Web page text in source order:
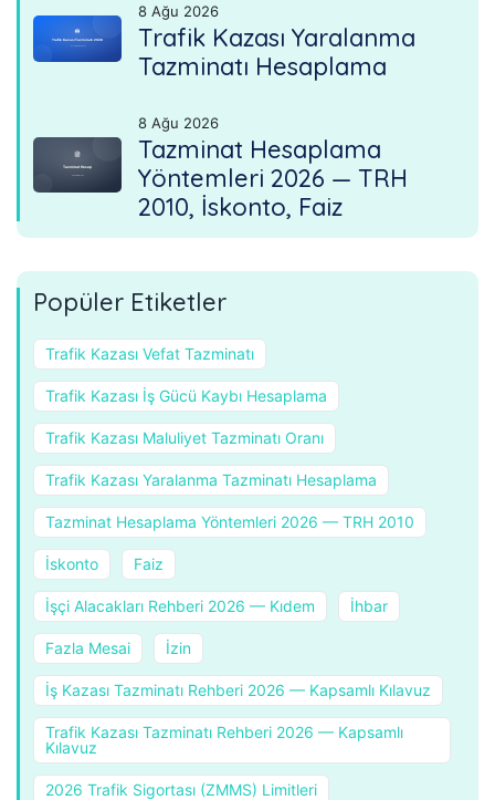
8 Ağu 2026
Trafik Kazası Yaralanma
Tazminatı Hesaplama
8 Ağu 2026
Tazminat Hesaplama
Yöntemleri 2026 — TRH
2010, İskonto, Faiz
Popüler Etiketler
Trafik Kazası Vefat Tazminatı
Trafik Kazası İş Gücü Kaybı Hesaplama
Trafik Kazası Maluliyet Tazminatı Oranı
Trafik Kazası Yaralanma Tazminatı Hesaplama
Tazminat Hesaplama Yöntemleri 2026 — TRH 2010
İskonto Faiz
İşçi Alacakları Rehberi 2026 — Kıdem İhbar
Fazla Mesai İzin
İş Kazası Tazminatı Rehberi 2026 — Kapsamlı Kılavuz
Trafik Kazası Tazminatı Rehberi 2026 — Kapsamlı
Kılavuz
2026 Trafik Sigortası (ZMMS) Limitleri